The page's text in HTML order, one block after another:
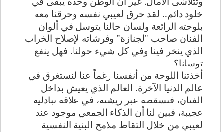
خلود دائم.. لقد حرق لعيبي نفسه وحرقنا معه
بلوحته الرائعة ولسان حالنا يتوسل في ألوان
الفنان صاحب "لجنازة" وفرشاته لإصلاح الخراب
الذي ينخر فينا وفي كل شيء حولنا. فهل ينفع
توسلنا؟
أخذتنا اللوحة من أنفسنا رغماً عنا لنستغرق في
عالم الدنيا الآخرة. العالم الذي يعيش بداخل
الفنان، فتسقطه عبر ريشته، في علاقة تبادلية
عجيبة، فبين لنا أن الذكاء الجمعي موجود عند
لعيبي من خلال التقاط ملامح البنية النفسية